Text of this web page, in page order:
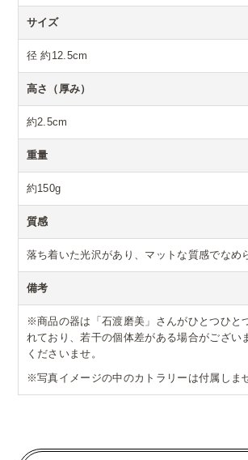
サイズ
径 約12.5cm
高さ（厚み）
約2.5cm
重量
約150g
質感
落ち着いた光沢があり、マットな質感でなめ
備考
※商品の器は「石渡磨美」さんがひとつひと
れており、若干の個体差がある場合がござい
くださいませ。
※写真イメージの中のカトラリーは付属しま